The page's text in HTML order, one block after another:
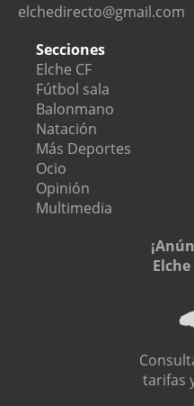
elchedirecto@gmail.com
Secciones
Elche CF
Fútbol sala
Balonmano
Natación
Más Deportes
Ocio
Opinión
Multimedia
tarifas